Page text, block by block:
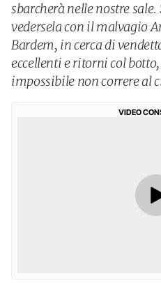
sbarcherà nelle nostre
vedersela con il malvagio
Bardem, in cerca di
eccellenti e ritorni col
impossibile non correre al
VIDEO